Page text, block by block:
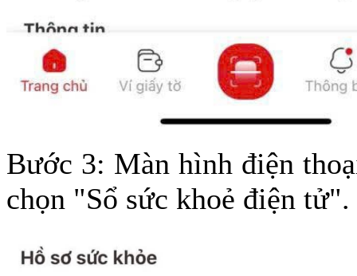
Bước 3: Màn hình điện
chọn "Sổ sức khoẻ điện tử".